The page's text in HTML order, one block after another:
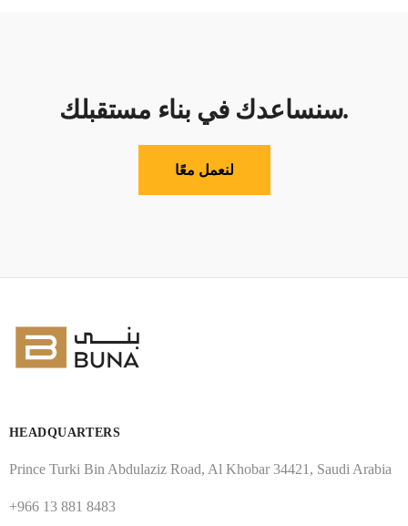
سنساعدك في بناء مستقبلك.
لنعمل معًا
HEADQUARTERS
Prince Turki Bin Abdulaziz Road, Al Khobar 34421, Saudi Arabia
+966 13 881 8483